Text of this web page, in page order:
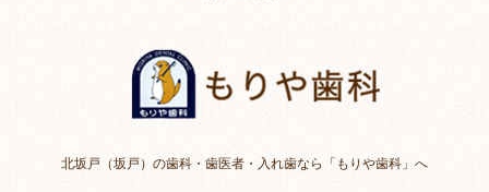
北坂戸（坂戸）の歯科・歯医者・入れ歯なら「もりや歯科」へ